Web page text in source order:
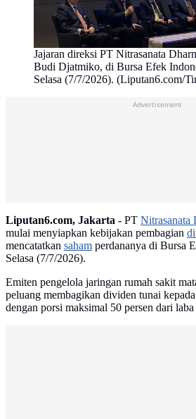
Jajaran direksi PT Nitrasanata
Budi Djatmiko, di Bursa Efek
Selasa (7/7/2026). (Liputan6.com/
Advertisement
Liputan6.com, Jakarta - PT Nitrasanata
mulai menyiapkan kebijakan pembagian
mencatatkan saham perdananya di Bursa
Selasa (7/7/2026).
Emiten pengelola jaringan rumah sakit
peluang membagikan dividen tunai
dengan porsi maksimal 50 persen dari